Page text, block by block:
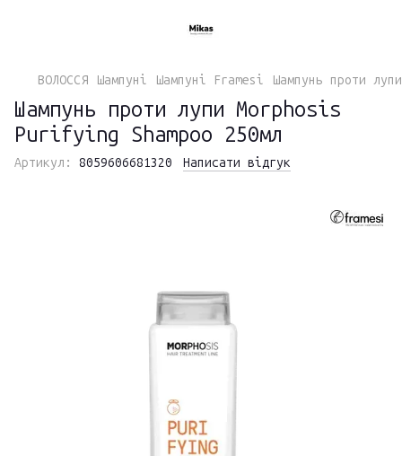
ВОЛОССЯ Шампуні Шампуні Framesi Шампунь проти
Шампунь проти лупи Morphosis
Purifying Shampoo 250мл
Артикул: 8059606681320 Написати відгук